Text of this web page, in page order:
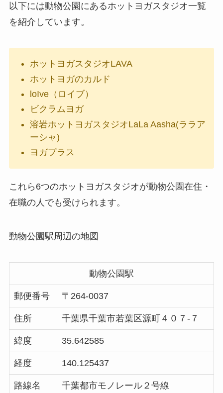
以下には動物公園にあるホットヨガスタジオ一覧
を紹介しています。
ホットヨガスタジオLAVA
ホットヨガのカルド
loIve（ロイブ）
ビクラムヨガ
溶岩ホットヨガスタジオLaLa Aasha(ララア
ーシャ)
ヨガプラス
これら6つのホットヨガスタジオが動物公園在住・
在職の人でも受けられます。
動物公園駅周辺の地図
動物公園駅
郵便番号 〒264-0037
住所 千葉県千葉市若葉区源町４０７-７
緯度 35.642585
経度 140.125437
路線名 千葉都市モノレール２号線